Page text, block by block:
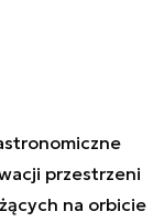
przestrzeni
na orbicie